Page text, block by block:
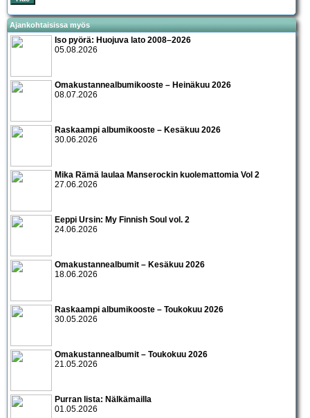
Ajankohtaisissa myös
Iso pyörä: Huojuva lato 2008–2026
05.08.2026
Omakustannealbumikooste – Heinäkuu 2026
08.07.2026
Raskaampi albumikooste – Kesäkuu 2026
30.06.2026
Mika Rämä laulaa Manserockin kuolemattomia Vol 2
27.06.2026
Eeppi Ursin: My Finnish Soul vol. 2
24.06.2026
Omakustannealbumit – Kesäkuu 2026
18.06.2026
Raskaampi albumikooste – Toukokuu 2026
30.05.2026
Omakustannealbumit – Toukokuu 2026
21.05.2026
Purran lista: Nälkämailla
01.05.2026